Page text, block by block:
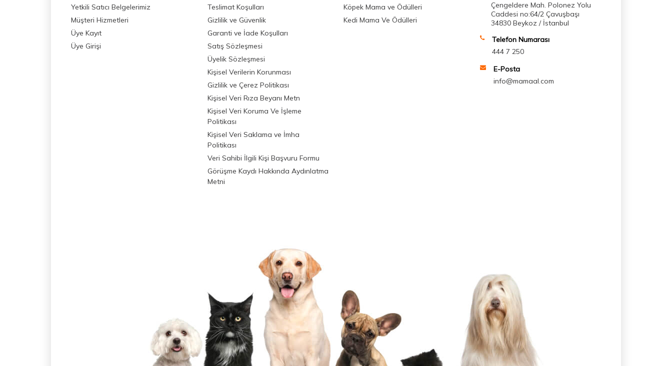
Yetkili Satıcı Belgelerimiz
Müşteri Hizmetleri
Üye Kayıt
Üye Girişi
Teslimat Koşulları
Gizlilik ve Güvenlik
Garanti ve İade Koşulları
Satış Sözleşmesi
Üyelik Sözleşmesi
Kişisel Verilerin Korunması
Gizlilik ve Çerez Politikası
Kişisel Veri Rıza Beyanı Metn
Kişisel Veri Koruma Ve İşleme
Politikası
Kişisel Veri Saklama ve İmha
Politikası
Veri Sahibi İlgili Kişi Başvuru Formu
Görüşme Kaydı Hakkında Aydınlatma
Metni
Köpek Mama ve Ödülleri
Kedi Mama Ve Ödülleri
Çengeldere Mah. Polonez Yolu
Caddesi no:64/2 Çavuşbaşı
34830 Beykoz / İstanbul
Telefon Numarası
444 7 250
E-Posta
info@mamaal.com